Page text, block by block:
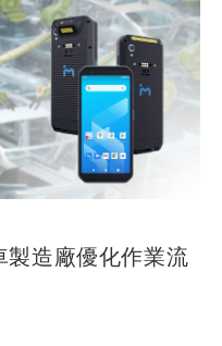
製造廠優化作業流